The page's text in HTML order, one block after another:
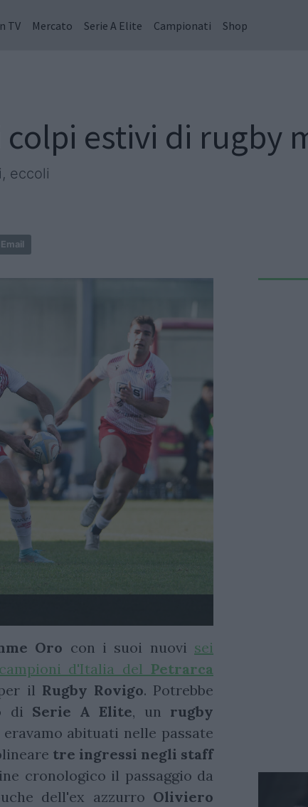
TV Mercato Serie A Elite Campionati Shop
estivi di rugby
eccoli
Email
Oro con i suoi nuovi sei
d'Italia del Petrarca
il Rugby Rovigo. Potrebbe
di Serie A Elite, un rugby
abituati nelle passate
tre ingressi negli staff
cronologico il passaggio da
dell'ex azzurro Oliviero